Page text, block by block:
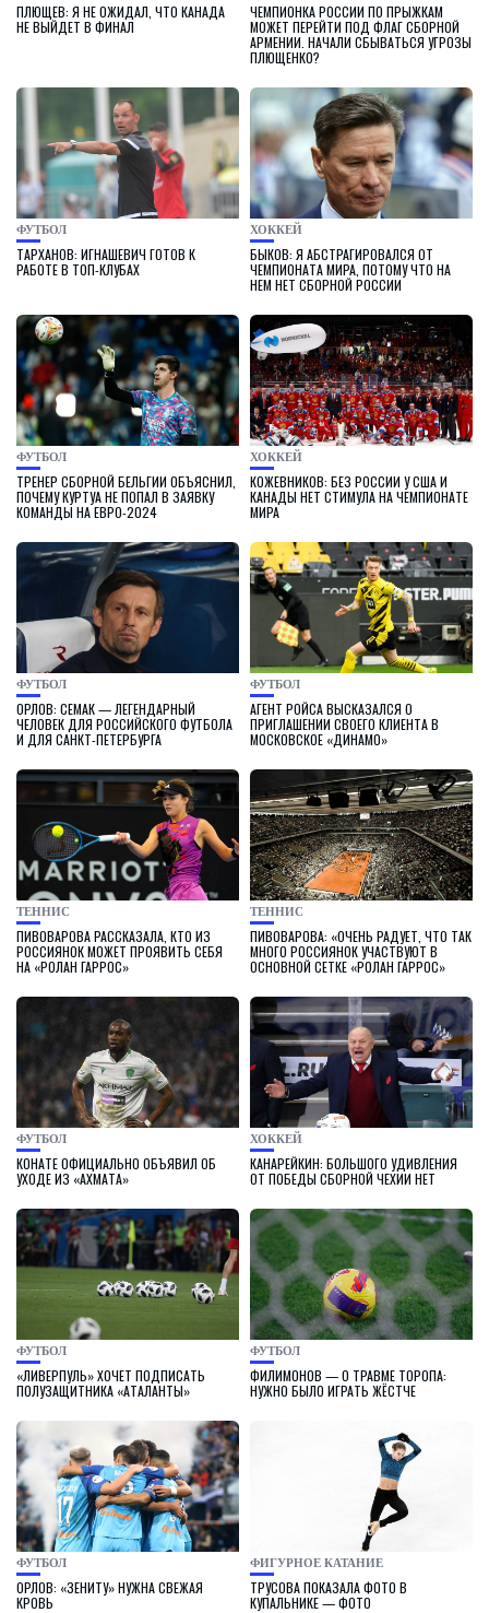
ПЛЮЩЕВ: Я НЕ ОЖИДАЛ, ЧТО КАНАДА
НЕ ВЫЙДЕТ В ФИНАЛ
ЧЕМПИОНКА РОССИИ ПО ПРЫЖКАМ
МОЖЕТ ПЕРЕЙТИ ПОД ФЛАГ СБОРНОЙ
АРМЕНИИ. НАЧАЛИ СБЫВАТЬСЯ УГРОЗЫ
ПЛЮЩЕНКО?
ФУТБОЛ
ТАРХАНОВ: ИГНАШЕВИЧ ГОТОВ К
РАБОТЕ В ТОП-КЛУБАХ
ХОККЕЙ
БЫКОВ: Я АБСТРАГИРОВАЛСЯ ОТ
ЧЕМПИОНАТА МИРА, ПОТОМУ ЧТО НА
НЕМ НЕТ СБОРНОЙ РОССИИ
ФУТБОЛ
ТРЕНЕР СБОРНОЙ БЕЛЬГИИ ОБЪЯСНИЛ,
ПОЧЕМУ КУРТУА НЕ ПОПАЛ В ЗАЯВКУ
КОМАНДЫ НА ЕВРО-2024
ХОККЕЙ
КОЖЕВНИКОВ: БЕЗ РОССИИ У США И
КАНАДЫ НЕТ СТИМУЛА НА ЧЕМПИОНАТЕ
МИРА
ФУТБОЛ
ОРЛОВ: СЕМАК — ЛЕГЕНДАРНЫЙ
ЧЕЛОВЕК ДЛЯ РОССИЙСКОГО ФУТБОЛА
И ДЛЯ САНКТ-ПЕТЕРБУРГА
ФУТБОЛ
АГЕНТ РОЙСА ВЫСКАЗАЛСЯ О
ПРИГЛАШЕНИИ СВОЕГО КЛИЕНТА В
МОСКОВСКОЕ «ДИНАМО»
ТЕННИС
ПИВОВАРОВА РАССКАЗАЛА, КТО ИЗ
РОССИЯНОК МОЖЕТ ПРОЯВИТЬ СЕБЯ
НА «РОЛАН ГАРРОС»
ТЕННИС
ПИВОВАРОВА: «ОЧЕНЬ РАДУЕТ, ЧТО ТАК
МНОГО РОССИЯНОК УЧАСТВУЮТ В
ОСНОВНОЙ СЕТКЕ «РОЛАН ГАРРОС»
ФУТБОЛ
КОНАТЕ ОФИЦИАЛЬНО ОБЪЯВИЛ ОБ
УХОДЕ ИЗ «АХМАТА»
ХОККЕЙ
КАНАРЕЙКИН: БОЛЬШОГО УДИВЛЕНИЯ
ОТ ПОБЕДЫ СБОРНОЙ ЧЕХИИ НЕТ
ФУТБОЛ
«ЛИВЕРПУЛЬ» ХОЧЕТ ПОДПИСАТЬ
ПОЛУЗАЩИТНИКА «АТАЛАНТЫ»
ФУТБОЛ
ФИЛИМОНОВ — О ТРАВМЕ ТОРОПА:
НУЖНО БЫЛО ИГРАТЬ ЖЁСТЧЕ
ФУТБОЛ
ОРЛОВ: «ЗЕНИТУ» НУЖНА СВЕЖАЯ
КРОВЬ
ФИГУРНОЕ КАТАНИЕ
ТРУСОВА ПОКАЗАЛА ФОТО В
КУПАЛЬНИКЕ — ФОТО